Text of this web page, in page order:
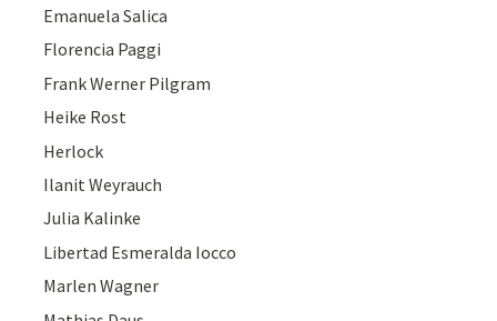
Emanuela Salica
Florencia Paggi
Frank Werner Pilgram
Heike Rost
Herlock
Ilanit Weyrauch
Julia Kalinke
Libertad Esmeralda Iocco
Marlen Wagner